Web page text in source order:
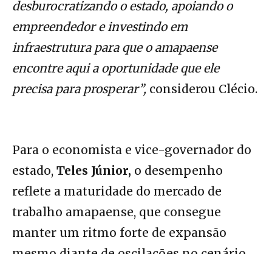
desburocratizando o estado, apoiando o
empreendedor e investindo em
infraestrutura para que o amapaense
encontre aqui a oportunidade que ele
precisa para prosperar”, considerou Clécio.
Para o economista e vice-governador do
estado, Teles Júnior, o desempenho
reflete a maturidade do mercado de
trabalho amapaense, que consegue
manter um ritmo forte de expansão